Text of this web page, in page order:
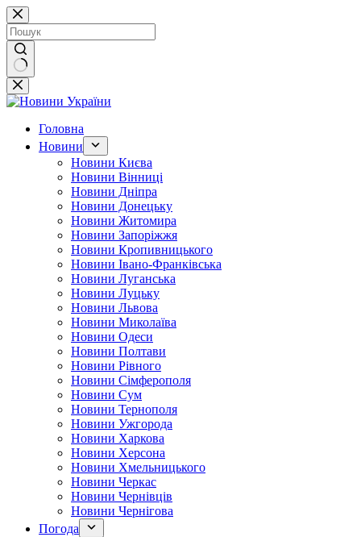
Перейти
до
вмісту
Немає
результатів
Головна
Новини
Новини Києва
Новини Вінниці
Новини Дніпра
Новини Донецьку
Новини Житомира
Новини Запоріжжя
Новини Кропивницького
Новини Івано-Франківська
Новини Луганська
Новини Луцьку
Новини Львова
Новини Миколаїва
Новини Одеси
Новини Полтави
Новини Рівного
Новини Сімферополя
Новини Сум
Новини Тернополя
Новини Ужгорода
Новини Харкова
Новини Херсона
Новини Хмельницького
Новини Черкас
Новини Чернівців
Новини Чернігова
Погода